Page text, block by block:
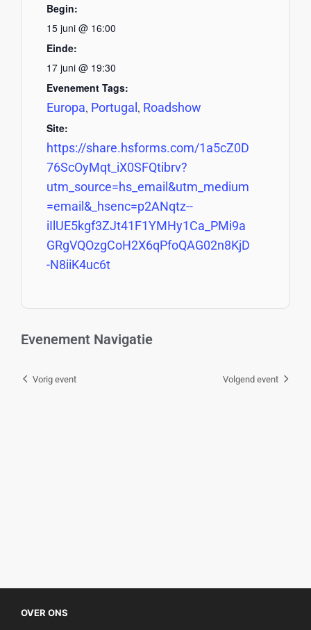
Begin:
15 juni @ 16:00
Einde:
17 juni @ 19:30
Evenement Tags:
Europa, Portugal, Roadshow
Site:
https://share.hsforms.com/1a5cZ0D
76ScOyMqt_iX0SFQtibrv?
utm_source=hs_email&utm_medium
=email&_hsenc=p2ANqtz--
iIlUE5kgf3ZJt41F1YMHy1Ca_PMi9a
GRgVQOzgCoH2X6qPfoQAG02n8KjD
-N8iiK4uc6t
Evenement Navigatie
Vorig event Volgend event
OVER ONS